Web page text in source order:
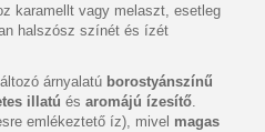
karamellt vagy melaszt, esetleg
halszósz színét és ízét
árnyalatú borostyánszínű
illatú és aromájú ízesítő.
emlékeztető íz), mivel magas